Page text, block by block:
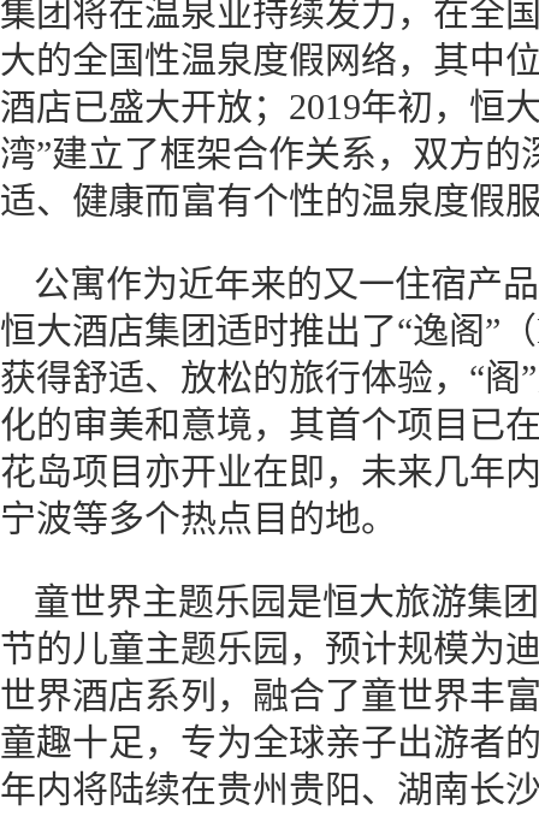
集团将在温泉业持续发力，在全
大的全国性温泉度假网络，其中
酒店已盛大开放；2019年初，恒
湾”建立了框架合作关系，双方
适、健康而富有个性的温泉度假
公寓作为近年来的又一住宿产
恒大酒店集团适时推出了“逸阁”
获得舒适、放松的旅行体验，“
化的审美和意境，其首个项目已
花岛项目亦开业在即，未来几年
宁波等多个热点目的地。
童世界主题乐园是恒大旅游集
节的儿童主题乐园，预计规模为
世界酒店系列，融合了童世界丰
童趣十足，专为全球亲子出游者
年内将陆续在贵州贵阳、湖南长